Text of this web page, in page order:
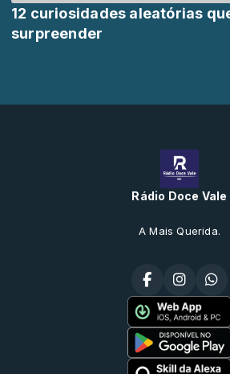
12 curiosidades aleatórias
surpreender
Rádio Doce Vale
A Mais Querida.